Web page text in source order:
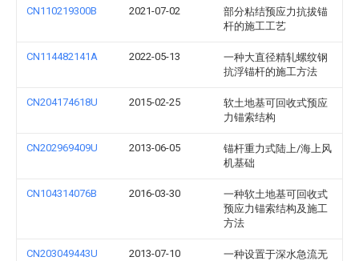
CN110219300B 2021-07-02
部分粘结预应力抗拔锚
杆的施工工艺
CN114482141A 2022-05-13
一种大直径精轧螺纹钢
抗浮锚杆的施工方法
CN204174618U 2015-02-25
软土地基可回收式预应
力锚索结构
CN202969409U 2013-06-05
锚杆重力式陆上/海上风
机基础
CN104314076B 2016-03-30
一种软土地基可回收式
预应力锚索结构及施工
方法
CN203049443U 2013-07-10
一种设置于深水急流无